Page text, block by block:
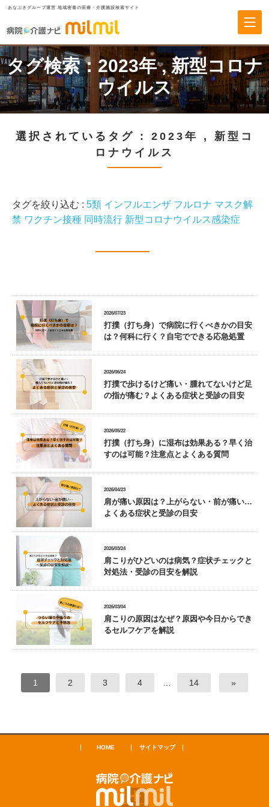
あなぶきグループ運営 地域密着の医療・介護施設検索サイト
タグ検索： 2023年,新型コロナ
ウイルス
選択されているタグ : 2023年 , 新型コ
ロナウイルス
タグを絞り込む : 5類 インフルエンザ フルロナ マスク解
禁 ワクチン接種 同時流行 新型コロナウイルス感染症
2026/07/23
打撲（打ち身）で病院に行くべきかの目安
は？何科に行く？自宅でできる応急処置
2026/06/24
打撲で歩けるけど痛い・腫れてないけど足
の指が痛む？よくある症状と受診の目安
2026/05/22
打撲（打ち身）に湿布は効果ある？早く治
すのは可能？注意点とよくある質問
2026/04/23
肩が痛い原因は？上がらない・前が痛い…
よくある症状と受診の目安
2026/03/24
肩こりがひどいのは病気？症状チェックと
対処法・受診の目安を解説
2026/03/04
肩こりの原因はなぜ？原因や今日からでき
るセルフケアを解説
1 2 3 4 14 »
HOME サイトマップ